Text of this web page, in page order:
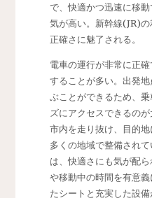
で、快適かつ迅速に移
気が高い。新幹線(JR)
正確さに魅了される。
電車の運行が非常に正
することが多い。出発
ぶことができるため、
ズにアクセスできるの
市内を走り抜け、目的
多くの地域で整備され
は、快適さにも気が配
や移動中の時間を有意
たシートと充実した設備